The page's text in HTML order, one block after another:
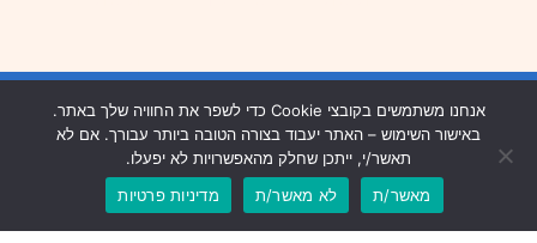
שיפור מהירות אתרים נזר מדיה
עיצוב וכתיבה שיווקית: פנדה תקשורת
אנחנו משתמשים בקובצי Cookie כדי לשפר את החוויה שלך באתר.
באישור השימוש – האתר יעבוד בצורה הטובה ביותר עבורך. אם לא
תאשר/י, ייתכן שחלק מהאפשרויות לא יפעלו.
מאשר/ת
לא מאשר/ת מדיניות פרטיות